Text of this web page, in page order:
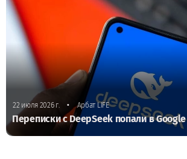
22 июля 2026 г. • Арбат LIFE
Переписки с DeepSeek попали в Google